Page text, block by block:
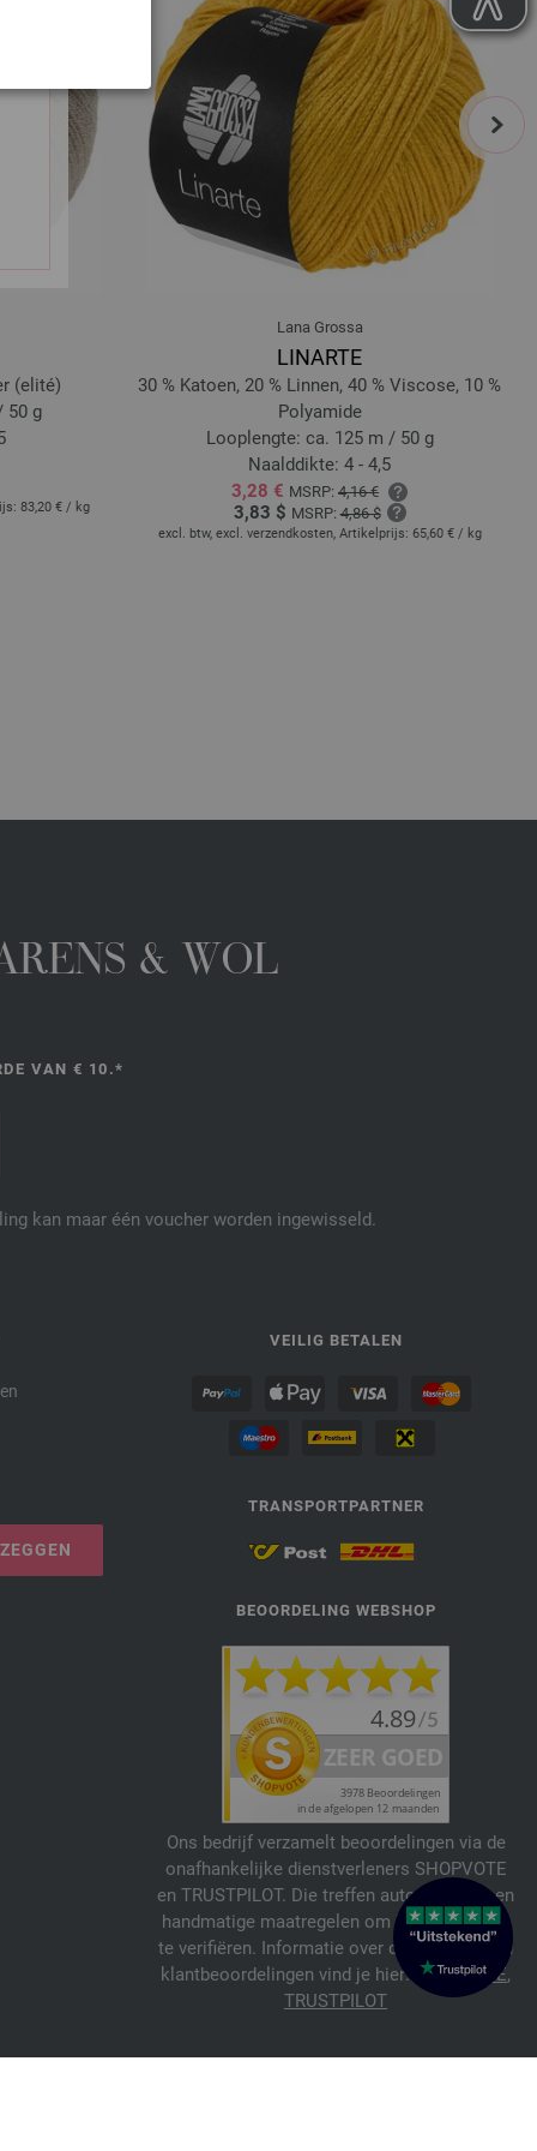
(elité)
50 g
83,20 € / kg
Lana Grossa
LINARTE
30 % Katoen, 20 % Linnen, 40 % Viscose, 10 %
Polyamide
Looplengte: ca. 125 m / 50 g
Naalddikte: 4 - 4,5
3,28 € MSRP: 4,16 €
3,83 $ MSRP:4,86 $
excl. btw, excl. verzendkosten, Artikelprijs: 65,60 € / kg
next
& WOL
VAN € 10.*
kan maar één voucher worden ingewisseld.
VEILIG BETALEN
TRANSPORTPARTNER
BEOORDELING WEBSHOP
Ons bedrijf verzamelt beoordelingen via de
onafhankelijke dienstverleners SHOPVOTE
en TRUSTPILOT. Die treffen automatische en
handmatige maatregelen om beoordelingen
te verifiëren. Informatie over de echtheid van
klantbeoordelingen vind je hier: SHOPVOTE,
TRUSTPILOT